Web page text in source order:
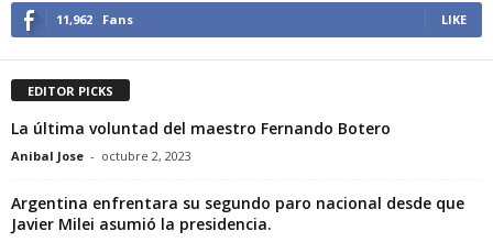
11,962 Fans LIKE
EDITOR PICKS
La última voluntad del maestro Fernando Botero
Anibal Jose - octubre 2, 2023
Argentina enfrentara su segundo paro nacional desde que
Javier Milei asumió la presidencia.